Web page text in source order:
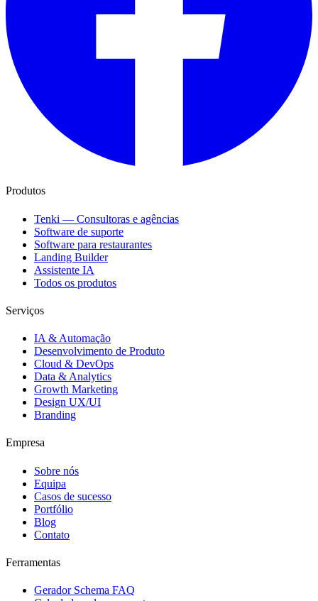
Produtos
Tenki — Consultoras e agências
Software de suporte
Software para restaurantes
Landing Builder
Assistente IA
Todos os produtos
Serviços
IA & Automação
Desenvolvimento de Produto
Cloud & DevOps
Data & Analytics
Growth Marketing
Design UX/UI
Branding
Empresa
Sobre nós
Equipa
Casos de sucesso
Portfólio
Blog
Contato
Ferramentas
Gerador Schema FAQ